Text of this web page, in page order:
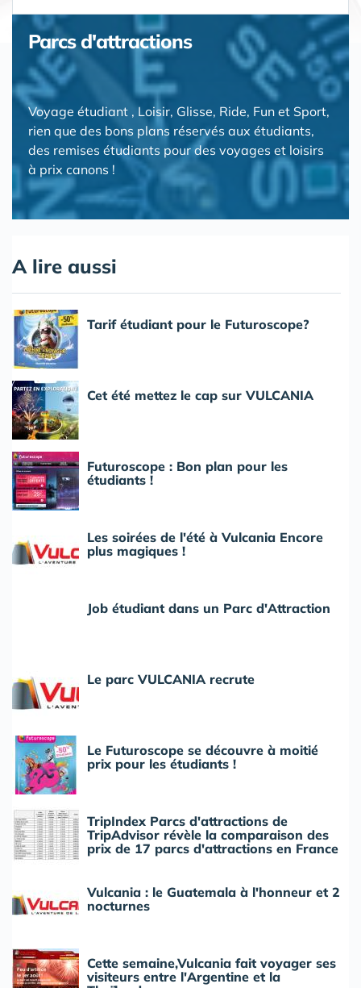
Parcs d'attractions
Voyage étudiant , Loisir, Glisse, Ride, Fun et Sport,
rien que des bons plans réservés aux étudiants,
des remises étudiants pour des voyages et loisirs
à prix canons !
A lire aussi
Tarif étudiant pour le Futuroscope?
Cet été mettez le cap sur VULCANIA
Futuroscope : Bon plan pour les
étudiants !
Les soirées de l'été à Vulcania Encore
plus magiques !
Job étudiant dans un Parc d'Attraction
Le parc VULCANIA recrute
Le Futuroscope se découvre à moitié
prix pour les étudiants !
TripIndex Parcs d'attractions de
TripAdvisor révèle la comparaison des
prix de 17 parcs d'attractions en France
Vulcania : le Guatemala à l'honneur et 2
nocturnes
Cette semaine,Vulcania fait voyager ses
visiteurs entre l'Argentine et la